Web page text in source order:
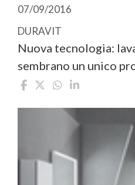
07/09/2016
DURAVIT
Nuova tecnologia:
sembrano un unico